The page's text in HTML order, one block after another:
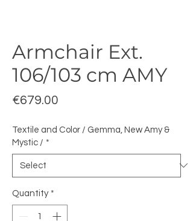
Armchair Ext.
106/103 cm AMY
€679.00
Textile and Color / Gemma, New Amy &
Mystic / *
Quantity *